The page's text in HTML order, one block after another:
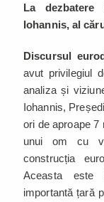
La
Iohannis, al
Discursul
avut privilegiul
analiza și
Iohannis,
ori de aproape 7
unui om cu
construcția
Aceasta este
importantă țară